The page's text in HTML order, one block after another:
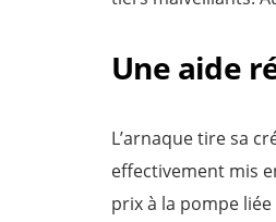
Une aide
L’arnaque tire sa
effectivement mis
prix à la pompe